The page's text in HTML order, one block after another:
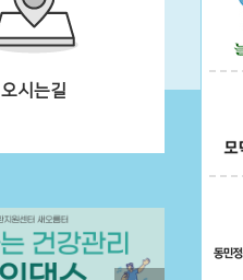
오시는길